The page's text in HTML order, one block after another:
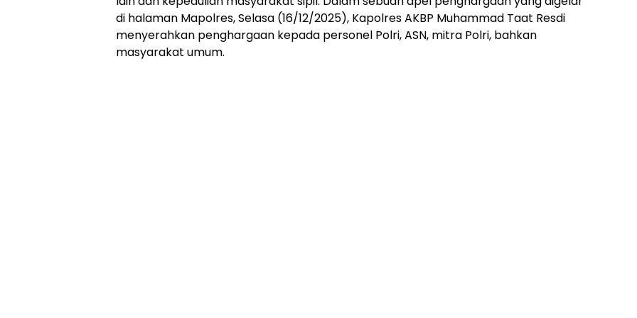
di halaman Mapolres, Selasa (16/12/2025), Kapolres AKBP Muhammad Taat Resdi
menyerahkan penghargaan kepada personel Polri, ASN, mitra Polri, bahkan
masyarakat umum.